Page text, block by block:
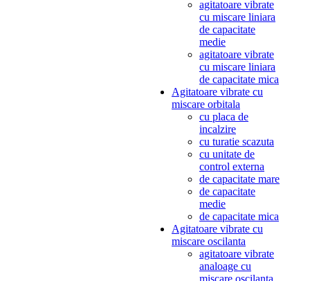
agitatoare vibrate
cu miscare liniara
de capacitate
medie
agitatoare vibrate
cu miscare liniara
de capacitate mica
Agitatoare vibrate cu
miscare orbitala
cu placa de
incalzire
cu turatie scazuta
cu unitate de
control externa
de capacitate mare
de capacitate
medie
de capacitate mica
Agitatoare vibrate cu
miscare oscilanta
agitatoare vibrate
analoage cu
miscare oscilanta